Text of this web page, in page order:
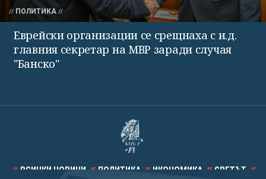
ПОЛИТИКА
Еврейски организации се срещнаха с и.д.
главния секретар на МВР заради случая
"Банско"
ВСИЧКИ НОВИНИ ПОЛИТИКА ИКОНОМИКА СВЕТЪТ